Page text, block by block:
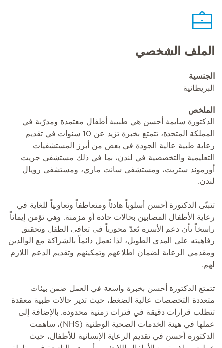
الملف الشخصي
الجنسية
البريطانية
الملخص
الدكتورة سايمة أحسن هي طبيبة أطفال معتمدة ومدرّبة في
المملكة المتحدة، تتمتع بخبرة تزيد عن 10 سنوات في تقديم
رعاية طبية عالية الجودة في بعض من أبرز المستشفيات
التعليمية والتخصصية في لندن، بما في ذلك مستشفى جريت
أورموند ستريت، ومستشفى سانت ماري، ومستشفى رويال
لندن.
تتبنّى الدكتورة أحسن أسلوباً هادئاً ومتعاطفاً وتعاونياً للغاية في
رعاية الأطفال المصابين بحالات حادة أو مزمنة. وهي تؤمن إيماناً
راسخاً بأن دعم الأسرة يُعدّ محورياً في تعافي الطفل وتحقيق
رفاهيته على المدى الطويل، لذا تعمل دائماً بالشراكة مع الوالدين
ومقدمي الرعاية لضمان اطلاعهم وتمكينهم وتقديم الدعم اللازم
لهم.
تتمتع الدكتورة أحسن بخبرة واسعة في العمل ضمن بيئات
متعددة التخصصات عالية الضغط، حيث تدير حالات طبية معقدة
تتطلب قرارات دقيقة في فترات زمنية محدودة. بالإضافة إلى
عملها في هيئة الخدمات الصحية الوطنية (NHS)، ساهمت
الدكتورة أحسن في تقديم الرعاية الإنسانية للأطفال، حيث